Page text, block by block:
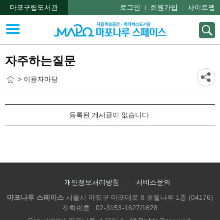
마포구립도서관 로그인 회원가입 사이트맵
자주하는질문
> 이용자마당
등록된 게시글이 없습니다.
개인정보처리방침
서비스문의
마포나루 스페이스 서울시 마포구 마포대로 8 호텔나루 1층 (04176)
전화번호 : 02-3153-1627/1628